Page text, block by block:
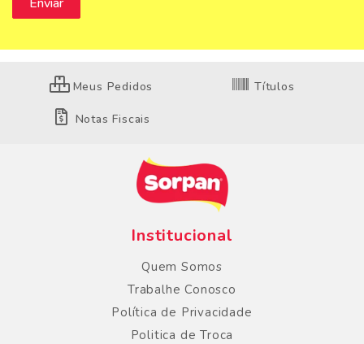
Meus Pedidos Títulos
Notas Fiscais
Institucional
Quem Somos
Trabalhe Conosco
Política de Privacidade
Politica de Troca